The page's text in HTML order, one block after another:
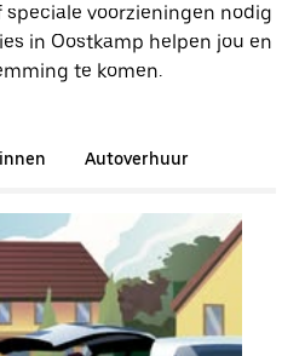
voorzieningen nodig
in Oostkamp helpen jou en
te komen.
Autoverhuur